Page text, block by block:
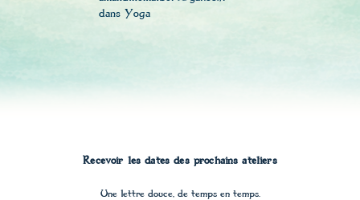
dansYoga
Recevoir les dates des prochains ateliers
Une lettre douce, de temps en temps.